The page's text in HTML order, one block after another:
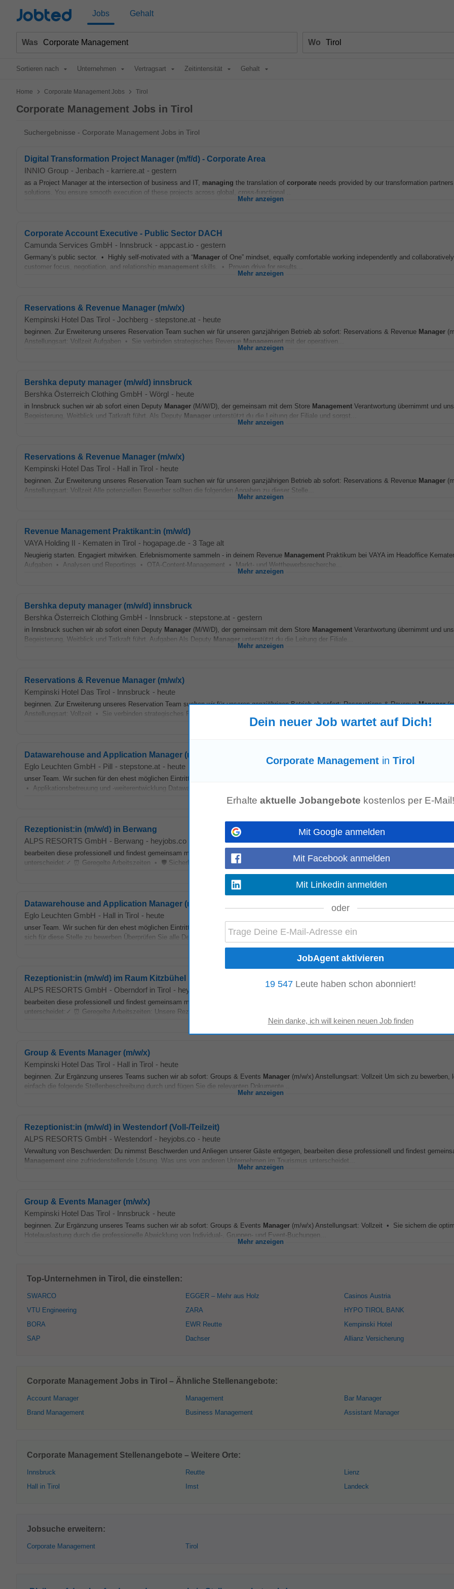
Jobted Jobs Gehalt
Was Wo
Sortieren nach Unternehmen Vertragsart Zeitintensität Gehalt
Home > Corporate Management Jobs > Tirol
Corporate Management Jobs in Tirol
Suchergebnisse - Corporate Management Jobs in Tirol
Digital Transformation Project Manager (m/f/d) - Corporate Area
INNIO Group - Jenbach - karriere.at - gestern
as a Project Manager at the intersection of business and IT, managing the translation of corporate needs provided by our transformation
solutions. You ensure smooth execution of these projects across global, cross-functional...
Mehr anzeigen
Corporate Account Executive - Public Sector DACH
Camunda Services GmbH - Innsbruck - appcast.io - gestern
Germany’s public sector. • Highly self‑motivated with a “Manager of One” mindset, equally comfortable working independently and
customer focus, negotiation, and relationship management skills. • Proven drive for results...
Mehr anzeigen
Reservations & Revenue Manager (m/w/x)
Kempinski Hotel Das Tirol - Jochberg - stepstone.at - heute
beginnen. Zur Erweiterung unseres Reservation Team suchen wir für unseren ganzjährigen Betrieb ab sofort: Reservations & Revenue Manager
Anstellungsart: Vollzeit Aufgaben • Sie verbinden strategisches Revenue Management mit der operativen...
Mehr anzeigen
Bershka deputy manager (m/w/d) innsbruck
Bershka Österreich Clothing GmbH - Wörgl - heute
in Innsbruck suchen wir ab sofort einen Deputy Manager (M/W/D), der gemeinsam mit dem Store Management Verantwortung übernimmt und
Begeisterung, Weitblick und Tatkraft führt. Als Deputy Manager unterstützt du die Leitung der Filiale und sorgst...
Mehr anzeigen
Reservations & Revenue Manager (m/w/x)
Kempinski Hotel Das Tirol - Hall in Tirol - heute
beginnen. Zur Erweiterung unseres Reservation Team suchen wir für unseren ganzjährigen Betrieb ab sofort: Reservations & Revenue Manager
Anstellungsart: Vollzeit Alle potenziellen Bewerber sollten die folgenden Angaben zu dieser Stelle...
Mehr anzeigen
Revenue Management Praktikant:in (m/w/d)
VAYA Holding II - Kematen in Tirol - hogapage.de - 3 Tage alt
Neugierig starten. Engagiert mitwirken. Erlebnismomente sammeln - in deinem Revenue Management Praktikum bei VAYA im Headoffice
Aufgaben • Analysen und Reportings • OTA-Content-Management • Markt- und Wettbewerbsrecherche...
Mehr anzeigen
Bershka deputy manager (m/w/d) innsbruck
Bershka Österreich Clothing GmbH - Innsbruck - stepstone.at - gestern
in Innsbruck suchen wir ab sofort einen Deputy Manager (M/W/D), der gemeinsam mit dem Store Management Verantwortung übernimmt und
Begeisterung, Weitblick und Tatkraft führt. Aufgaben Als Deputy Manager unterstützt du die Leitung der Filiale...
Mehr anzeigen
Reservations & Revenue Manager (m/w/x)
Kempinski Hotel Das Tirol - Innsbruck - heute
beginnen. Zur Erweiterung unseres Reservation Team suchen wir für unseren ganzjährigen Betrieb ab sofort: Reservations & RevenueManager
Anstellungsart: Vollzeit • Sie verbinden strategisches Revenue
Mehr anzeigen
Datawarehouse and Application Manager (m/w/d)
Eglo Leuchten GmbH - Pill - stepstone.at - heute
unser Team. Wir suchen für den ehest möglichen Eintritt in der Firmenzentrale in Pill/Tirol eine/n Datawarehouse and Application
• Applikationsbetreuung und -weiterentwicklung Datawarehouse • Erstellung von Spezialauswertungen...
Mehr anzeigen
Rezeptionist:in (m/w/d) in Berwang
ALPS RESORTS GmbH - Berwang - heyjobs.co
bearbeiten diese professionell und findest gemeinsam mit dem Management
eine zufriedenstellende Lösung. Was uns von anderen Unternehmen
unterscheidet:✓ ⏰ Geregelte Arbeitszeiten • 🛡️ Sicherheit: Wir bieten ausschließlich Ganzjahresstellen...
Mehr anzeigen
Datawarehouse and Application Manager (m/w/d)
Eglo Leuchten GmbH - Hall in Tirol - heute
unser Team. Wir suchen für den ehest möglichen Eintritt in der Firmenzentrale in Pill/Tirol eine/n Datawarehouse and Application
sich für diese Stelle zu bewerben Überprüfen Sie alle Details in dieser Stellenbeschreibung...
Mehr anzeigen
Rezeptionist:in (m/w/d) im Raum Kitzbühel
ALPS RESORTS GmbH - Oberndorf in Tirol - heyjobs.co
bearbeiten diese professionell und findest gemeinsam mit dem
unterscheidet:✓ ⏰ Geregelte Arbeitszeiten: Unsere Rezeption ist grundsätzlich nur bis circa 18:00 Uhr...
Mehr anzeigen
Group & Events Manager (m/w/x)
Kempinski Hotel Das Tirol - Hall in Tirol - heute
beginnen. Zur Ergänzung unseres Teams suchen wir ab sofort: Groups & Events Manager (m/w/x) Anstellungsart: Vollzeit Um sich zu bewerben,
einfach die folgende Stellenbeschreibung durch und fügen Sie die relevanten Dokumente...
Mehr anzeigen
Rezeptionist:in (m/w/d) in Westendorf (Voll-/Teilzeit)
ALPS RESORTS GmbH - Westendorf - heyjobs.co - heute
Verwaltung von Beschwerden: Du nimmst Beschwerden und Anliegen unserer Gäste entgegen, bearbeiten diese professionell und findest
Management eine zufriedenstellende Lösung. Was uns von anderen Unternehmen im Tourismus unterscheidet...
Mehr anzeigen
Group & Events Manager (m/w/x)
Kempinski Hotel Das Tirol - Innsbruck - heute
beginnen. Zur Ergänzung unseres Teams suchen wir ab sofort: Groups & Events Manager (m/w/x) Anstellungsart: Vollzeit • Sie sichern die
Hotelauslastung durch die professionelle Abwicklung von Individual-, Gruppen- und Event-Buchungen...
Mehr anzeigen
Top-Unternehmen in Tirol, die einstellen:
SWARCO
VTU Engineering
BORA
SAP
EGGER – Mehr aus Holz
ZARA
EWR Reutte
Dachser
Casinos Austria
HYPO TIROL BANK
Kempinski Hotel
Allianz Versicherung
Corporate Management Jobs in Tirol – Ähnliche Stellenangebote:
Account Manager
Brand Management
Management
Business Management
Bar Manager
Assistant Manager
Corporate Management Stellenangebote – Weitere Orte:
Innsbruck
Hall in Tirol
Reutte
Imst
Lienz
Landeck
Jobsuche erweitern:
Corporate Management Tirol
Dein neuer Job wartet auf Dich!
Corporate Management in Tirol
Erhalte aktuelle Jobangebote kostenlos per E-Mail!
Mit Google anmelden
Mit Facebook anmelden
Mit Linkedin anmelden
oder
19 547 Leute haben schon abonniert!